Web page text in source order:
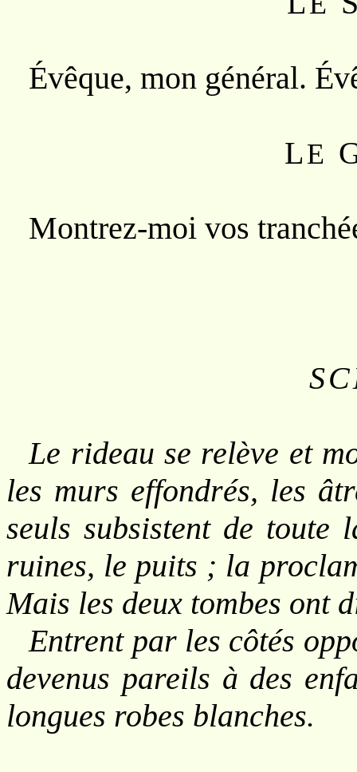
Évêque, mon général.
LE
Montrez-moi vos
Le rideau se relève et
les murs effondrés, les
seuls subsistent de toute
ruines, le puits ; la
Mais les deux tombes ont
Entrent par les côtés
devenus pareils à des
longues robes blanches.